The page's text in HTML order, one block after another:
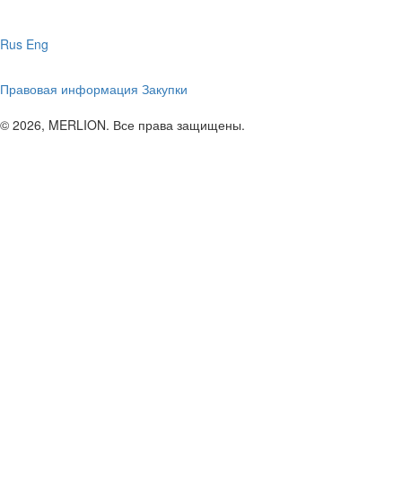
Rus Eng
Правовая информация Закупки
© 2026, MERLION. Все права защищены.